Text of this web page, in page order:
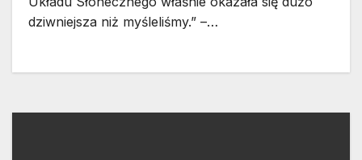
dziwniejsza niż myśleliśmy.” –…